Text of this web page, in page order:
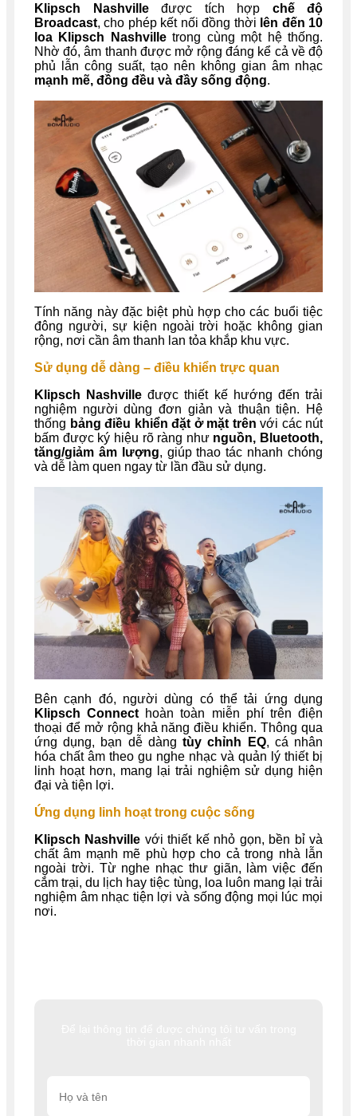
Klipsch Nashvilleđược tích hợp chế độ
Broadcast, cho phép kết nối đồng thời lên đến 10
loa Klipsch Nashvilletrong cùng một hệ thống.
Nhờ đó, âm thanh được mở rộng đáng kể cả về độ
phủ lẫn công suất, tạo nên không gian âm nhạc
mạnh mẽ, đồng đều và đầy sống động.
Tính năng này đặc biệt phù hợp cho các buổi tiệc
đông người, sự kiện ngoài trời hoặc không gian
rộng, nơi cần âm thanh lan tỏa khắp khu vực.
Sử dụng dễ dàng – điều khiển trực quan
Klipsch Nashville được thiết kế hướng đến trải
nghiệm người dùng đơn giản và thuận tiện. Hệ
thống bảng điều khiển đặt ở mặt trên với các nút
bấm được ký hiệu rõ ràng như nguồn, Bluetooth,
tăng/giảm âm lượng, giúp thao tác nhanh chóng
và dễ làm quen ngay từ lần đầu sử dụng.
Bên cạnh đó, người dùng có thể tải ứng dụng
Klipsch Connect hoàn toàn miễn phí trên điện
thoại để mở rộng khả năng điều khiển. Thông qua
ứng dụng, bạn dễ dàngtùy chỉnh EQ, cá nhân
hóa chất âm theo gu nghe nhạc và quản lý thiết bị
linh hoạt hơn, mang lại trải nghiệm sử dụng hiện
đại và tiện lợi.
Ứng dụng linh hoạt trong cuộc sống
Klipsch Nashville với thiết kế nhỏ gọn, bền bỉ và
chất âm mạnh mẽ phù hợp cho cả trong nhà lẫn
ngoài trời. Từ nghe nhạc thư giãn, làm việc đến
cắm trại, du lịch hay tiệc tùng, loa luôn mang lại trải
nghiệm âm nhạc tiện lợi và sống động mọi lúc mọi
nơi.